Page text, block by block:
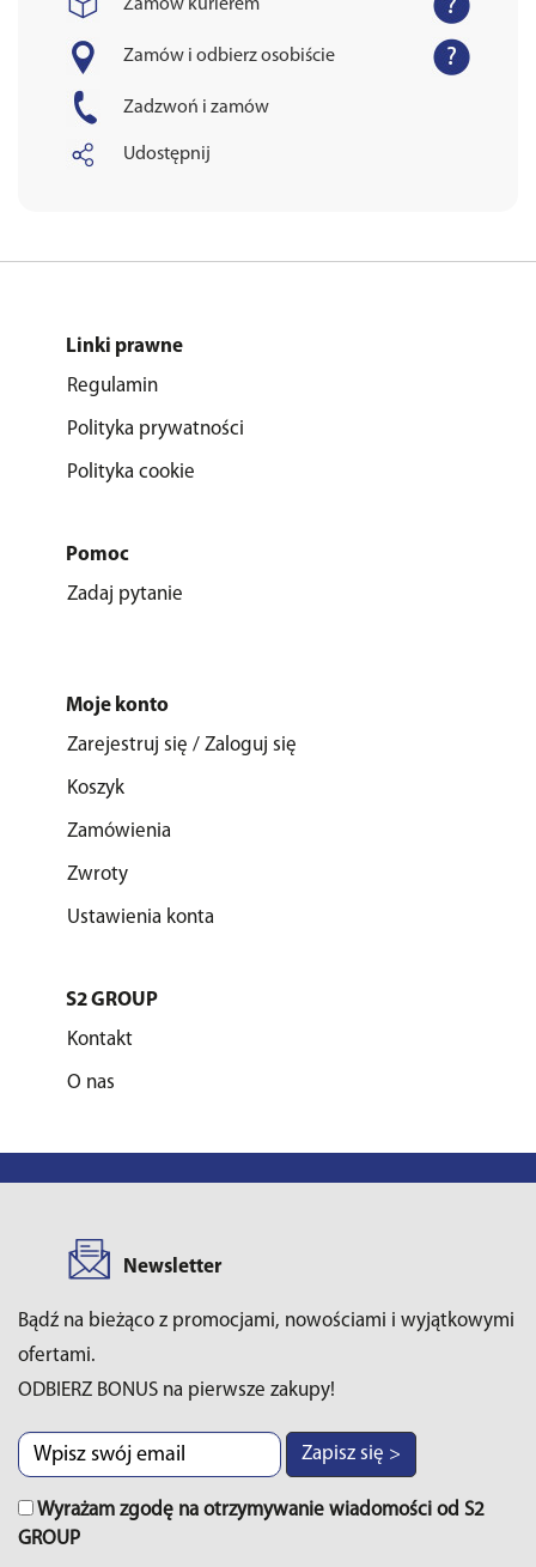
Zamów kurierem
Zamów i odbierz osobiście
Zadzwoń i zamów
Udostępnij
Linki prawne
Regulamin
Polityka prywatności
Polityka cookie
Pomoc
Zadaj pytanie
Moje konto
Zarejestruj się / Zaloguj się
Koszyk
Zamówienia
Zwroty
Ustawienia konta
S2 GROUP
Kontakt
O nas
Newsletter
Bądź na bieżąco z promocjami, nowościami i wyjątkowymi
ofertami.
ODBIERZ BONUS na pierwsze zakupy!
Zapisz się >
Wyrażam zgodę na otrzymywanie wiadomości od S2
GROUP